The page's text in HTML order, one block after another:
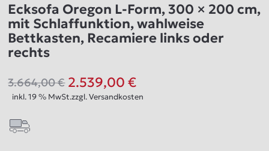
Ecksofa Oregon L‑Form, 300 × 200 cm,
mit Schlaffunktion, wahlweise
Bettkasten, Recamiere links oder
rechts
3.664,00€
Ursprünglicher
Preis
3.664,00 €
2.539,00€
Aktueller
Preis
2.539,00 €.
inkl. 19 % MwSt.zzgl.Versandkosten